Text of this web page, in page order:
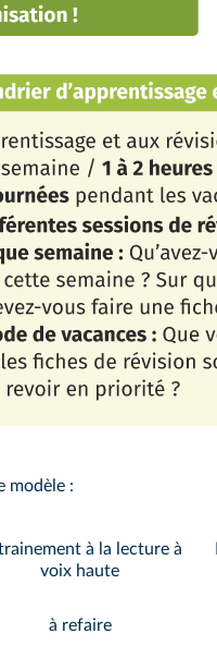
modèle :
à la lecture à
voix haute
à refaire